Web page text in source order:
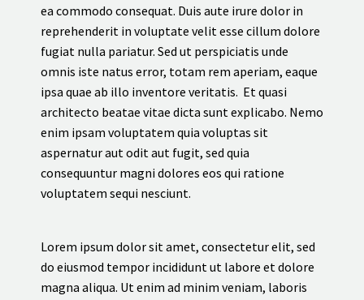
ea commodo consequat. Duis aute irure dolor in
reprehenderit in voluptate velit esse cillum dolore
fugiat nulla pariatur. Sed ut perspiciatis unde
omnis iste natus error, totam rem aperiam, eaque
ipsa quae ab illo inventore veritatis. Et quasi
architecto beatae vitae dicta sunt explicabo. Nemo
enim ipsam voluptatem quia voluptas sit
aspernatur aut odit aut fugit, sed quia
consequuntur magni dolores eos qui ratione
voluptatem sequi nesciunt.
Lorem ipsum dolor sit amet, consectetur elit, sed
do eiusmod tempor incididunt ut labore et dolore
magna aliqua. Ut enim ad minim veniam, laboris